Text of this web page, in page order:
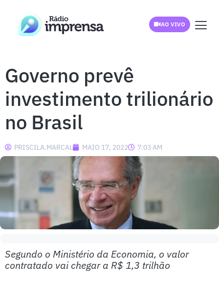
AO VIVO
Governo prevê
investimento trilionário
no Brasil
PRISCILA.MARCAL MAIO 17, 2022 7:03 AM
Segundo o Ministério da Economia, o valor
contratado vai chegar a R$ 1,3 trilhão